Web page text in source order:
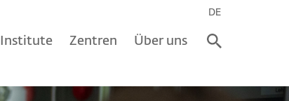
Institute Zentren Über uns
DE